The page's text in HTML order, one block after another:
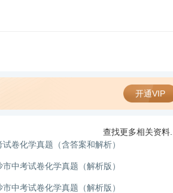
开通VIP
查找更多相关资料...
卷化学真题（含答案和解析）
中考试卷化学真题（解析版）
中考试卷化学真题（解析版）